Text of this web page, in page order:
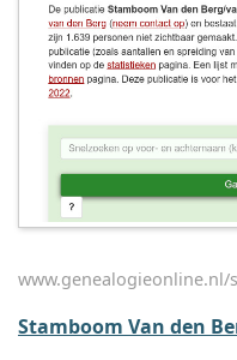
Stamboom Van den